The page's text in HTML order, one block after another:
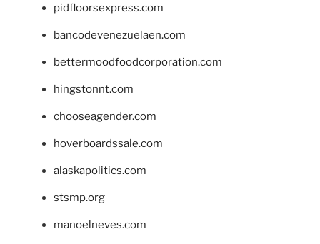
pidfloorsexpress.com
bancodevenezuelaen.com
bettermoodfoodcorporation.com
hingstonnt.com
chooseagender.com
hoverboardssale.com
alaskapolitics.com
stsmp.org
manoelneves.com